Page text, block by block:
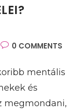
Post0 COMMENTS
mentális
és
megmondani,